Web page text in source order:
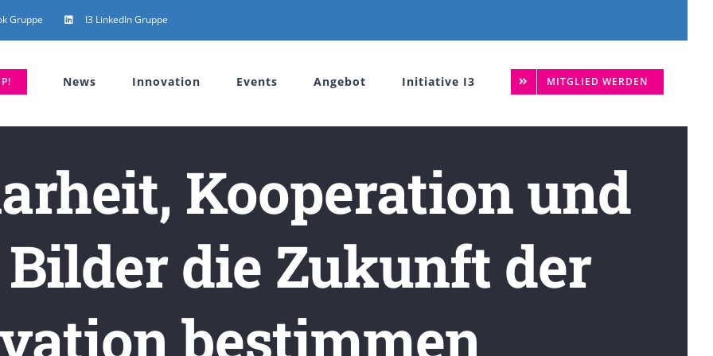
Gruppe I3 LinkedIn Gruppe
News Innovation Events Angebot Initiative I3 MITGLIED WERDEN
Kooperation und
die Zukunft der
bestimmen